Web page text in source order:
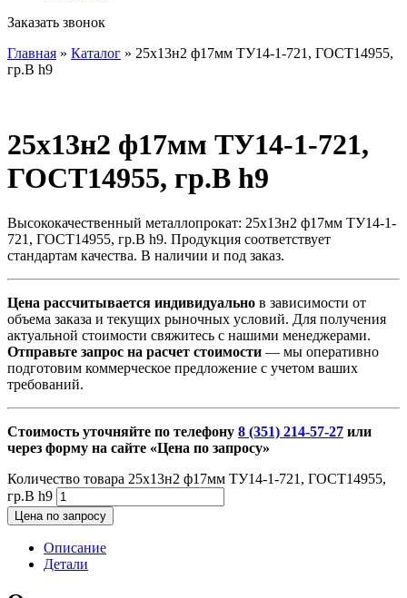
Заказать звонок
Главная » Каталог » 25х13н2 ф17мм ТУ14-1-721, ГОСТ14955,
гр.В h9
25х13н2 ф17мм ТУ14-1-721,
ГОСТ14955, гр.В h9
Высококачественный металлопрокат: 25х13н2 ф17мм ТУ14-1-
721, ГОСТ14955, гр.В h9. Продукция соответствует
стандартам качества. В наличии и под заказ.
Цена рассчитывается индивидуально в зависимости от
объема заказа и текущих рыночных условий. Для получения
актуальной стоимости свяжитесь с нашими менеджерами.
Отправьте запрос на расчет стоимости — мы оперативно
подготовим коммерческое предложение с учетом ваших
требований.
Стоимость уточняйте по телефону 8 (351) 214-57-27 или
через форму на сайте «Цена по запросу»
Количество товара 25х13н2 ф17мм ТУ14-1-721, ГОСТ14955,
гр.В h9
Цена по запросу
Описание
Детали